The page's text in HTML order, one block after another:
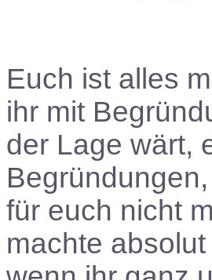
Euch ist alles
ihr mit
der Lage wärt,
für euch nicht
machte